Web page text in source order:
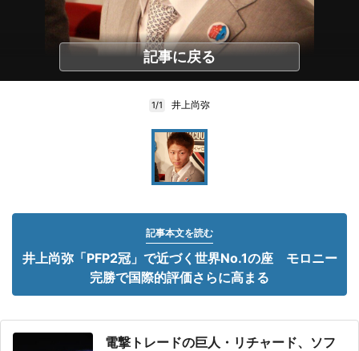
記事に戻る
1/1 井上尚弥
記事本文を読む
井上尚弥「PFP2冠」で近づく世界No.1の座 モロニー
完勝で国際的評価さらに高まる
電撃トレードの巨人・リチャード、ソフ